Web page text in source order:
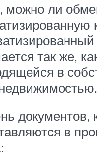
можно ли
так же,
в
документов,
в